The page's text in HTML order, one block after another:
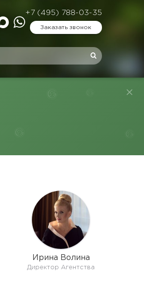
+7 (495) 788-03-35
Заказать звонок
Ирина Волина
Директор Агентства